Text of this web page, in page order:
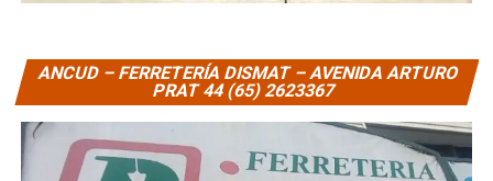
ANCUD – FERRETERÍA DISMAT – AVENIDA ARTURO
PRAT 44 (65) 2623367